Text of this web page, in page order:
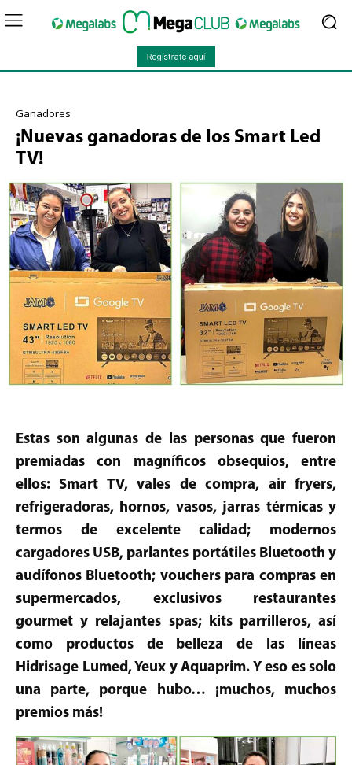
Ganadores
¡Nuevas ganadoras de los Smart Led
TV!
Estas son algunas de las personas que fueron
premiadas con magníficos obsequios, entre
ellos: Smart TV, vales de compra, air fryers,
refrigeradoras, hornos, vasos, jarras térmicas y
termos de excelente calidad; modernos
cargadores USB, parlantes portátiles Bluetooth y
audífonos Bluetooth; vouchers para compras en
supermercados, exclusivos restaurantes
gourmet y relajantes spas; kits parrilleros, así
como productos de belleza de las líneas
Hidrisage Lumed, Yeux y Aquaprim. Y eso es solo
una parte, porque hubo… ¡muchos, muchos
premios más!